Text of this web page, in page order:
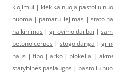
klojimui | kiek kainuoja pastoliu
nuoma | pamatu liejimas | stato
naikinimas | griovimo darbai |
betono cerpes | stogo danga |
haus | fibo | arko | blokeliai |
statybinės paslaugos | pastoliu